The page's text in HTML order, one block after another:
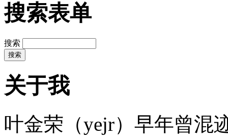
搜索表单
搜索
关于我
叶金荣（yejr）早年曾混